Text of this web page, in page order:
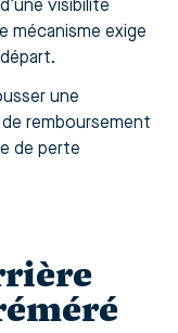
visibilité
mécanisme exige
une
remboursement
de perte